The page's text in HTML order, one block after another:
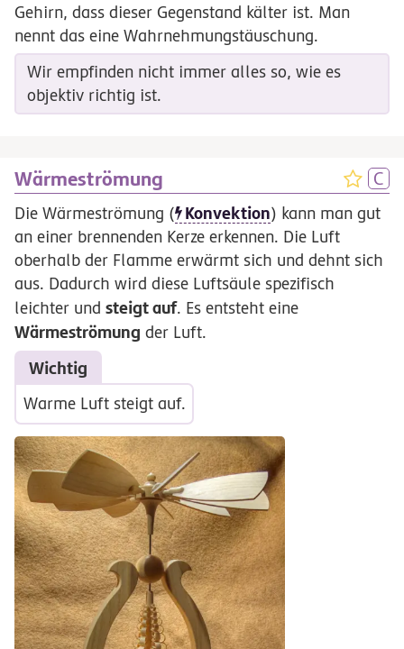
Gehirn, dass dieser Gegenstand kälter ist. Man
nennt das eine Wahrnehmungstäuschung.
Wir empfinden nicht immer alles so, wie es
objektiv richtig ist.
Wärmeströmung
Die Wärmeströmung ( Konvektion) kann man gut
an einer brennenden Kerze erkennen. Die Luft
oberhalb der Flamme erwärmt sich und dehnt sich
aus. Dadurch wird diese Luftsäule spezifisch
leichter und steigt auf. Es entsteht eine
Wärmeströmung der Luft.
Wichtig
Warme Luft steigt auf.